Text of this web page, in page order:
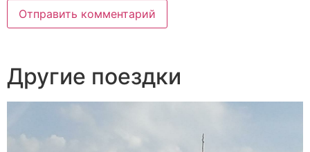
Другие поездки